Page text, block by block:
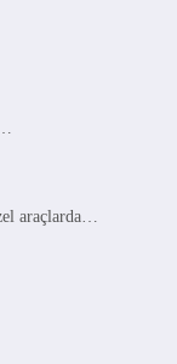
araçlarda…